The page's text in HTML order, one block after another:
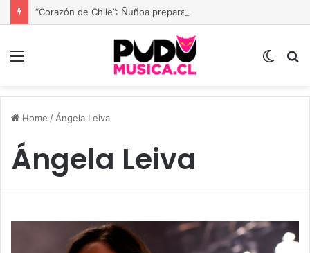
Switch
Home / Ángela Leiva
Ángela Leiva